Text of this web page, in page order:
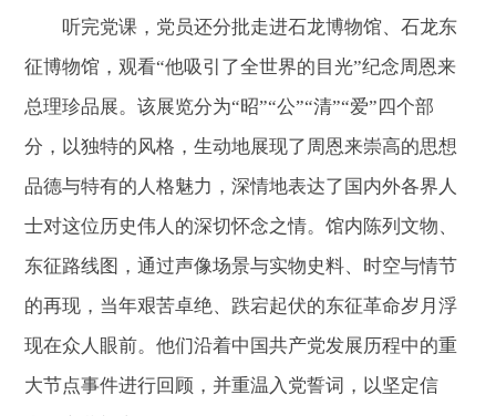
听完党课，党员还分批走进石龙博物馆、石龙东
征博物馆，观看“他吸引了全世界的目光”纪念周恩来
总理珍品展。该展览分为“昭”“公”“清”“爱”四个部
分，以独特的风格，生动地展现了周恩来崇高的思想
品德与特有的人格魅力，深情地表达了国内外各界人
士对这位历史伟人的深切怀念之情。馆内陈列文物、
东征路线图，通过声像场景与实物史料、时空与情节
的再现，当年艰苦卓绝、跌宕起伏的东征革命岁月浮
现在众人眼前。他们沿着中国共产党发展历程中的重
大节点事件进行回顾，并重温入党誓词，以坚定信